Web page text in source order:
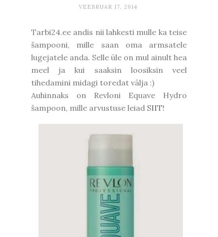
VEEBRUAR 17, 2014
Tarbi24.ee andis nii lahkesti mulle ka teise
šampooni, mille saan oma armsatele
lugejatele anda. Selle üle on mul ainult hea
meel ja kui saaksin loosiksin veel
tihedamini midagi toredat välja :)
Auhinnaks on Revloni Equave Hydro
šampoon, mille arvustuse leiad SIIT!